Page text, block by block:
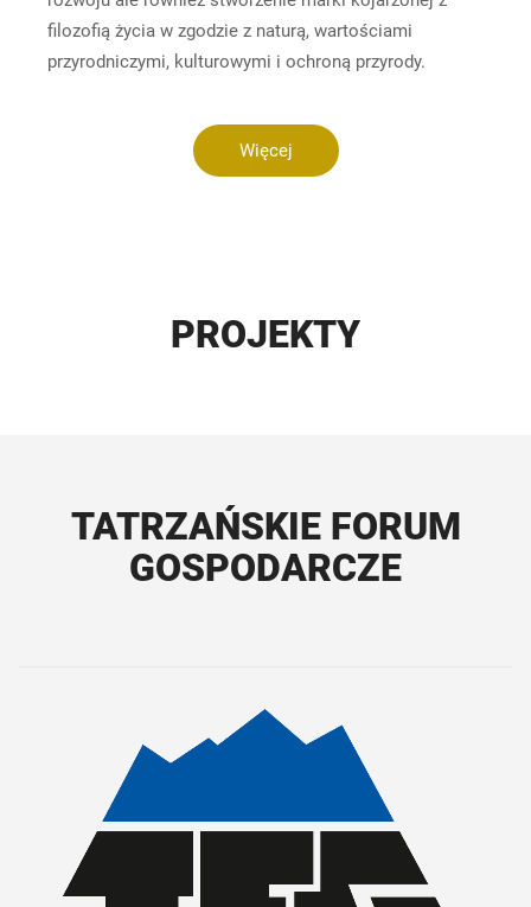
filozofią życia w zgodzie z naturą, wartościami
przyrodniczymi, kulturowymi i ochroną przyrody.
Więcej
PROJEKTY
TATRZAŃSKIE FORUM
GOSPODARCZE